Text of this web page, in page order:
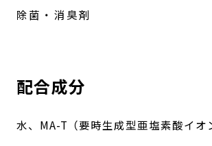
除菌・消臭剤
配合成分
水、MA-T（要時生成型亜塩素酸イオ